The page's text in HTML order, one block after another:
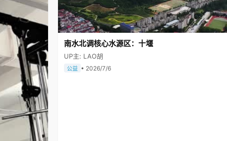
南水北调核心水源区：十堰
UP主: LAO胡
公益 • 2026/7/6